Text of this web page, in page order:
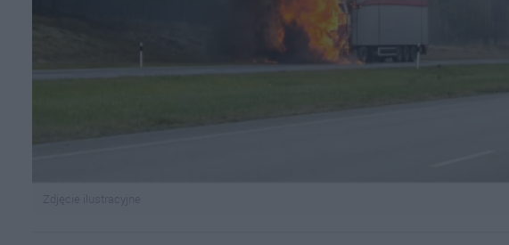
Zdjęcie ilustracyjne